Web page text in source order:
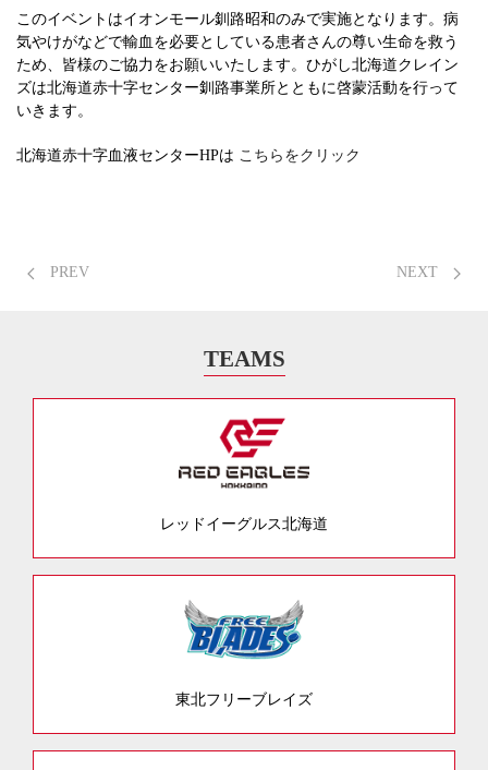
このイベントはイオンモール釧路昭和のみで実施となります。病
気やけがなどで輸血を必要としている患者さんの尊い生命を救う
ため、皆様のご協力をお願いいたします。ひがし北海道クレイン
ズは北海道赤十字センター釧路事業所とともに啓蒙活動を行って
いきます。
北海道赤十字血液センターHPは こちらをクリック
PREV NEXT
TEAMS
レッドイーグルス北海道
東北フリーブレイズ